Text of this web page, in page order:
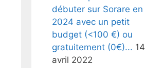
débuter sur Sorare en
2024 avec un petit
budget (<100 €) ou
gratuitement (0€)... 14
avril 2022